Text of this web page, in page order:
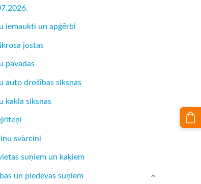
iemaukti un apģērbi
jostas
pavadas
auto drošības siksnas
kakla siksnas
svārciņi
suņiem un kaķiem
un piedevas suņiem
›